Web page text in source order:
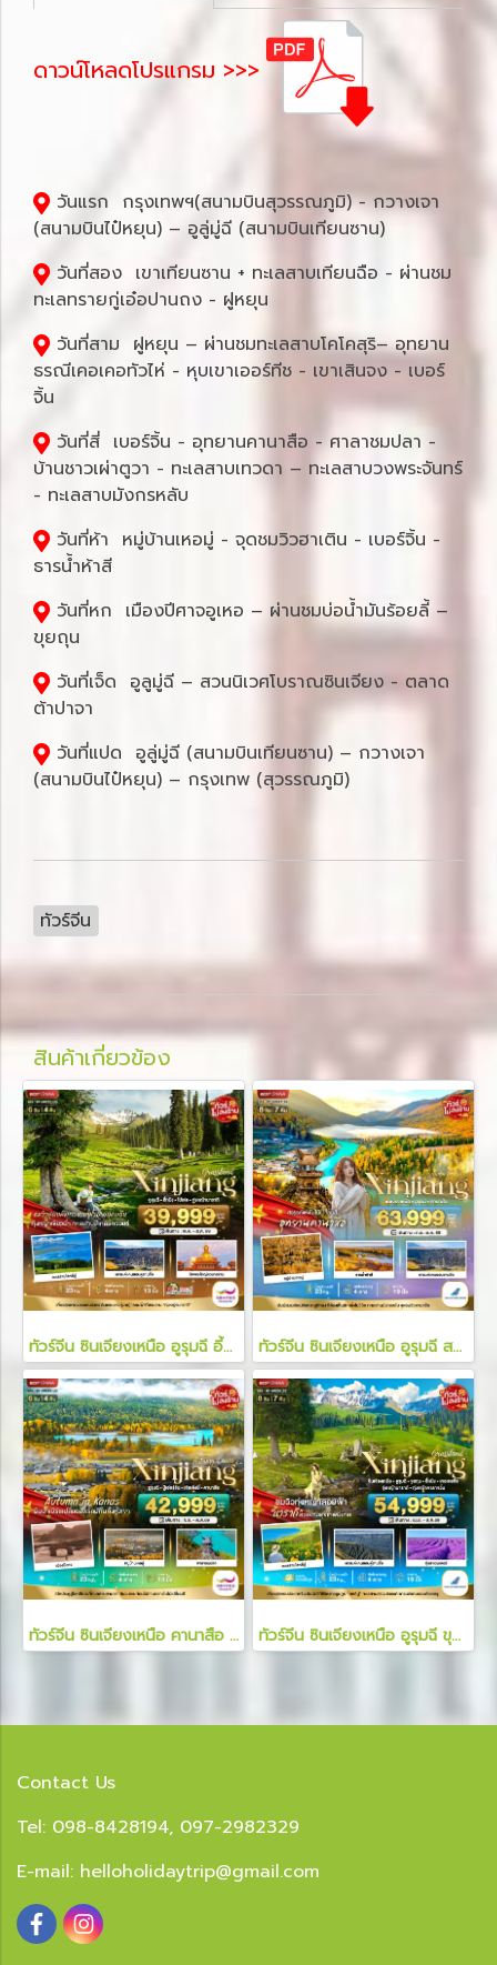
ดาวน์โหลดโปรแกรม >>>
วันแรก กรุงเทพฯ(สนามบินสุวรรณภูมิ) - กวางเจา
(สนามบินไป๋หยุน) – อูลู่มู่ฉี (สนามบินเทียนซาน)
วันที่สอง เขาเทียนซาน + ทะเลสาบเทียนฉือ - ผ่านชม
ทะเลทรายกู่เอ๋อปานถง - ฝูหยุน
วันที่สาม ฝูหยุน – ผ่านชมทะเลสาบโคโคสุริ– อุทยาน
ธรณีเคอเคอทัวไห่ - หุบเขาเออร์ทีช - เขาเสินจง - เบอร์
จิ้น
วันที่สี่ เบอร์จิ้น - อุทยานคานาสือ - ศาลาชมปลา -
บ้านชาวเผ่าตูวา - ทะเลสาบเทวดา – ทะเลสาบวงพระจันทร์
- ทะเลสาบมังกรหลับ
วันที่ห้า หมู่บ้านเหอมู่ - จุดชมวิวฮาเติน - เบอร์จิ้น -
ธารน้ำห้าสี
วันที่หก เมืองปีศาจอูเหอ – ผ่านชมบ่อน้ำมันร้อยลี้ –
ขุยถุน
วันที่เจ็ด อูลูมู่ฉี – สวนนิเวศโบราณซินเจียง - ตลาด
ต้าปาจา
วันที่แปด อูลู่มู่ฉี (สนามบินเทียนซาน) – กวางเจา
(สนามบินไป๋หยุน) – กรุงเทพ (สุวรรณภูมิ)
ทัวร์จีน
สินค้าเกี่ยวข้อง
ทัวร์จีน ซินเจียงเหนือ อูรุมฉี อี้หนิง โบ๋เล่อ ทุ่งหญ้านาราถี 6 วัน 4 คืน ทัวร์จีน ซินเจียงเหนือ อูรุมฉี สวรรค์ใบไม้เปลี่ยนสี คานาสือ 8 วัน 7 คืน
ทัวร์จีน ซินเจียงเหนือ คานาสือ ปู่เอ่อร์จิน เจียเติงยี่ 6 วัน 4 คืน ทัวร์จีน ซินเจียงเหนือ อูรุมฉี ขุยถุน เทอเคอซื่อ เที่ยวครบ 2 ทุ่งหญ้า ทุ่งลาเวนเดอร์ 8 วัน 7 คืน
Contact Us
Tel: 098-8428194, 097-2982329
E-mail: helloholidaytrip@gmail.com